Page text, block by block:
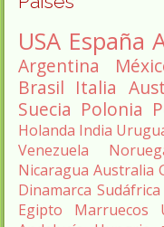
USA España
Argentina
Brasil Italia
Suecia Polonia
Holanda India
Venezuela
Nicaragua Australia
Dinamarca Sudáfrica
Egipto
Marruecos